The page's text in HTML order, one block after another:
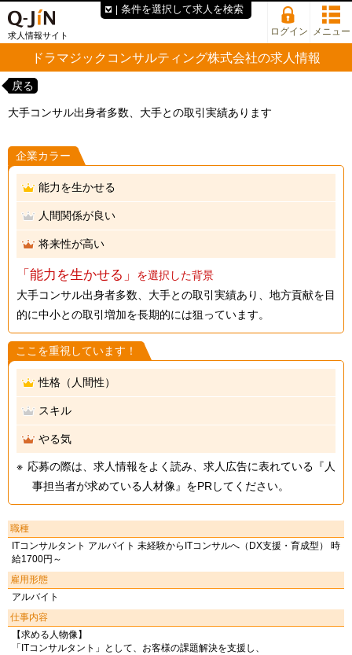
求人情報サイト ログイン メニュー
ドラマジックコンサルティング株式会社の求人情報
戻る
大手コンサル出身者多数、大手との取引実績あります
企業カラー
能力を生かせる
人間関係が良い
将来性が高い
「能力を生かせる」
を選択した背景
大手コンサル出身者多数、大手との取引実績あり、地方貢献を目
的に中小との取引増加を長期的には狙っています。
ここを重視しています！
性格（人間性）
スキル
やる気
応募の際は、求人情報をよく読み、求人広告に表れている『人
事担当者が求めている人材像』をPRしてください。
職種
ITコンサルタント アルバイト 未経験からITコンサルへ（DX支援・育成型） 時
給1700円～
雇用形態
アルバイト
仕事内容
【求める人物像】
「ITコンサルタント」として、お客様の課題解決を支援し、
条件を選択して求人を検索